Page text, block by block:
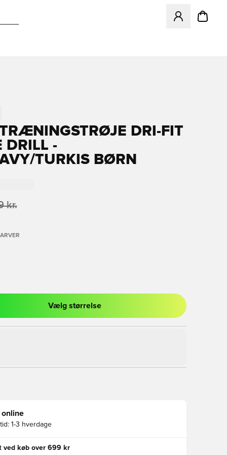
Åbner en
TRÆNINGSTRØJE DRI-FIT
DRILL -
TURKIS BØRN
kr.
til at logge ind eller tilmelde dig som medlem
Vælg størrelse
online
1-3 hverdage
ved køb over 699 kr